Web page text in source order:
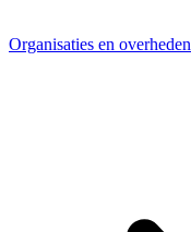
Organisaties en overheden